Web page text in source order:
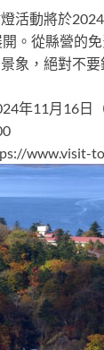
活動將於
開。從縣營的
象，絕對不
年11月16日
www.visit-